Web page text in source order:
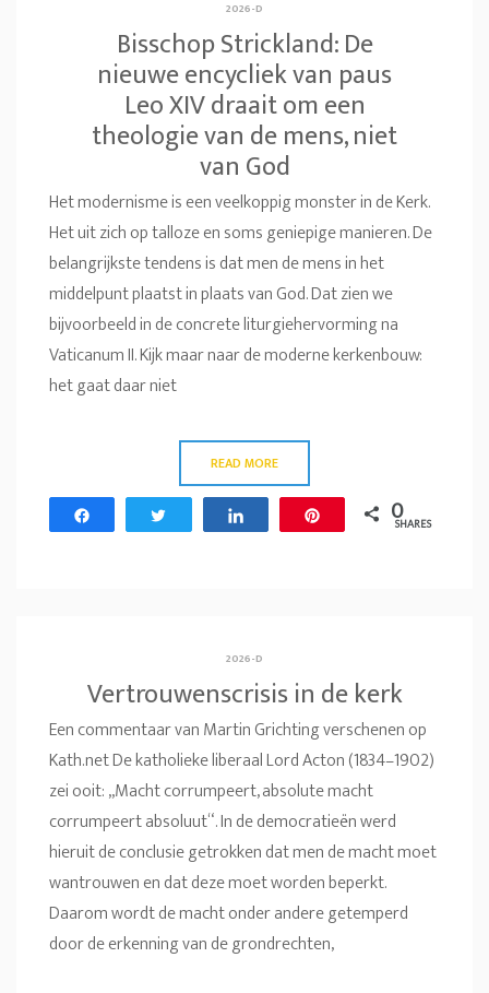
2026-D
Bisschop Strickland: De
nieuwe encycliek van paus
Leo XIV draait om een
theologie van de mens, niet
van God
Het modernisme is een veelkoppig monster in de Kerk.
Het uit zich op talloze en soms geniepige manieren. De
belangrijkste tendens is dat men de mens in het
middelpunt plaatst in plaats van God. Dat zien we
bijvoorbeeld in de concrete liturgiehervorming na
Vaticanum II. Kijk maar naar de moderne kerkenbouw:
het gaat daar niet
READ MORE
0
SHARES
2026-D
Vertrouwenscrisis in de kerk
Een commentaar van Martin Grichting verschenen op
Kath.net De katholieke liberaal Lord Acton (1834–1902)
zei ooit: „Macht corrumpeert, absolute macht
corrumpeert absoluut“. In de democratieën werd
hieruit de conclusie getrokken dat men de macht moet
wantrouwen en dat deze moet worden beperkt.
Daarom wordt de macht onder andere getemperd
door de erkenning van de grondrechten,